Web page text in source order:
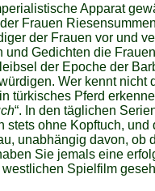
Apparat
Frauen
der Frauen vor und
und Gedichten die
der Epoche der
Wer kennt nicht
türkisches Pferd
“. In den täglichen
stets ohne Kopftuch,
unabhängig davon, ob
Sie jemals eine
Spielfilm